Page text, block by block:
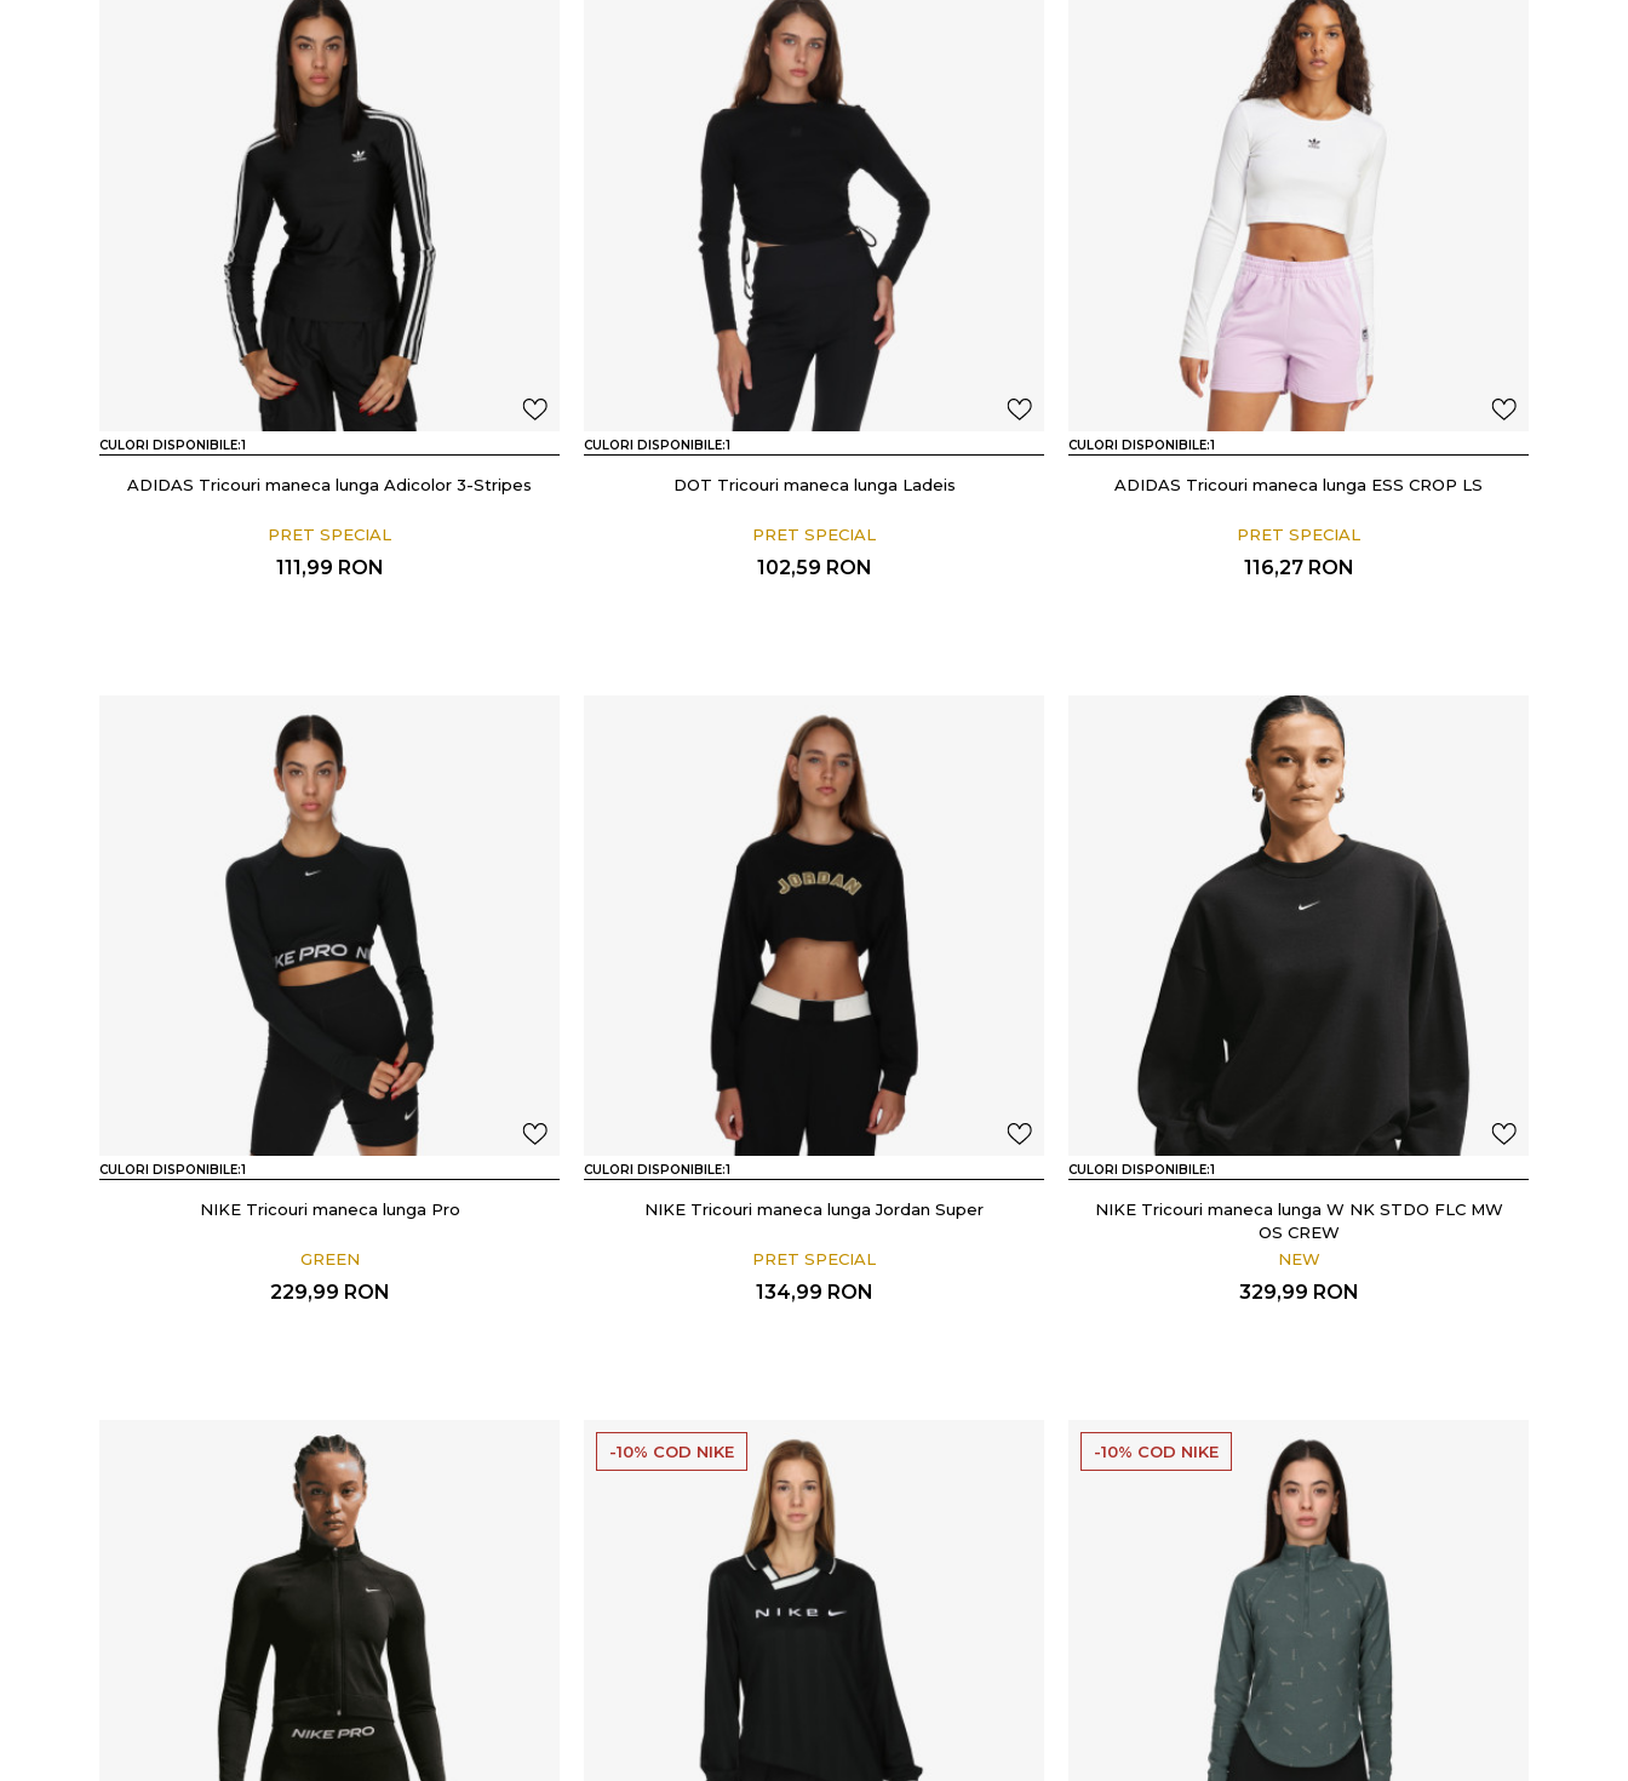
CULORI DISPONIBILE:1
ADIDAS Tricouri maneca lunga Adicolor 3-Stripes
PRET SPECIAL
111,99 RON
CULORI DISPONIBILE:1
DOT Tricouri maneca lunga Ladeis
PRET SPECIAL
102,59 RON
CULORI DISPONIBILE:1
ADIDAS Tricouri maneca lunga ESS CROP LS
PRET SPECIAL
116,27 RON
CULORI DISPONIBILE:1
NIKE Tricouri maneca lunga Pro
GREEN
229,99 RON
CULORI DISPONIBILE:1
NIKE Tricouri maneca lunga Jordan Super
PRET SPECIAL
134,99 RON
CULORI DISPONIBILE:1
NIKE Tricouri maneca lunga W NK STDO FLC MW
OS CREW
NEW
329,99 RON
-10% COD NIKE -10% COD NIKE